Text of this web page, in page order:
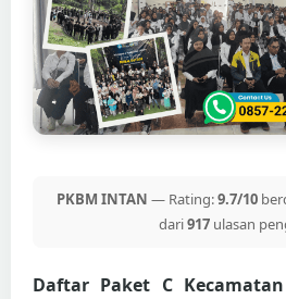
PKBM INTAN — Rating:9.7/10
dari917ulasan
Daftar Paket C